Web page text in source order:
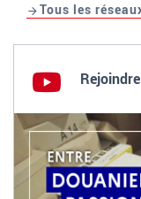
Tous les